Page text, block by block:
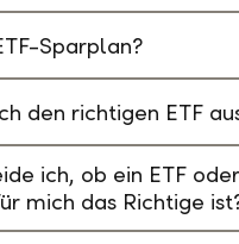
Sparplan?
den richtigen ETF
ich, ob ein ETF
mich das Richtige